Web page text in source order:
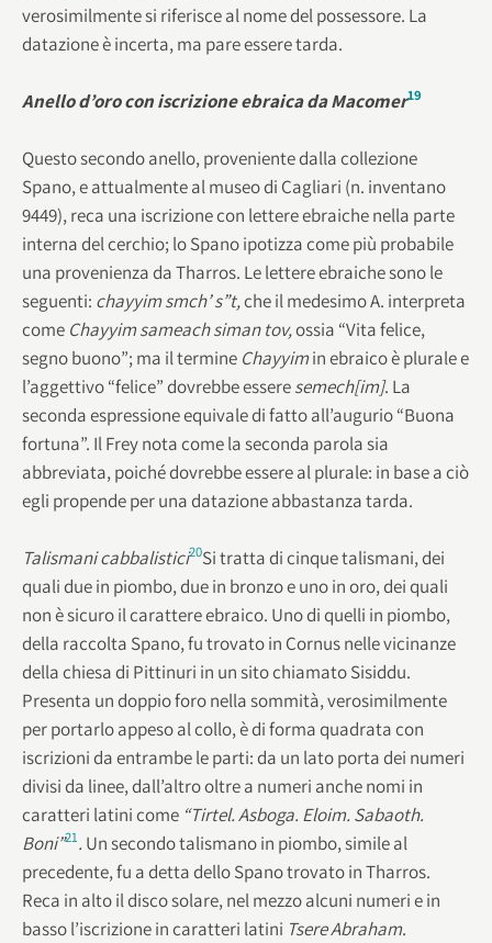
verosimilmente si riferisce al nome del possessore. La
datazione è incerta, ma pare essere tarda.
Anello d’oro con iscrizione ebraica da Macomer19
Questo secondo anello, proveniente dalla collezione
Spano, e attualmente al museo di Cagliari (n. inventano
9449), reca una iscrizione con lettere ebraiche nella parte
interna del cerchio; lo Spano ipotizza come più probabile
una provenienza da Tharros. Le lettere ebraiche sono le
seguenti: chayyim smch’ s”t,che il medesimo A. interpreta
come Chayyim sameach siman tov,ossia “Vita felice,
segno buono”; ma il termine Chayyimin ebraico è plurale e
l’aggettivo “felice” dovrebbe esseresemech[im]. La
seconda espressione equivale di fatto all’augurio “Buona
fortuna”. Il Frey nota come la seconda parola sia
abbreviata, poiché dovrebbe essere al plurale: in base a ciò
egli propende per una datazione abbastanza tarda.
Talismani cabbalistici20Si tratta di cinque talismani, dei
quali due in piombo, due in bronzo e uno in oro, dei quali
non è sicuro il carattere ebraico. Uno di quelli in piombo,
della raccolta Spano, fu trovato in Cornus nelle vicinanze
della chiesa di Pittinuri in un sito chiamato Sisiddu.
Presenta un doppio foro nella sommità, verosimilmente
per portarlo appeso al collo, è di forma quadrata con
iscrizioni da entrambe le parti: da un lato porta dei numeri
divisi da linee, dall’altro oltre a numeri anche nomi in
caratteri latini come “Tirtel. Asboga. Eloim. Sabaoth.
Boni”21. Un secondo talismano in piombo, simile al
precedente, fu a detta dello Spano trovato in Tharros.
Reca in alto il disco solare, nel mezzo alcuni numeri e in
basso l’iscrizione in caratteri latini Tsere Abraham.